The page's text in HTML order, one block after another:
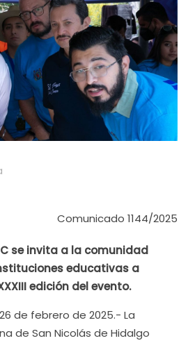
Comunicado 1144/2025
se invita a la comunidad
educativas a
edición del evento.
de febrero de 2025.- La
de San Nicolás de Hidalgo